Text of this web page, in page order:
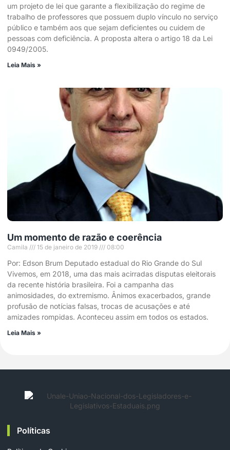
um projeto de lei que garante a flexibilização do regime de
trabalho de professores que possuem duplo vínculo no serviço
público e também aos que sejam deficientes ou cuidem de
pessoas com deficiência. A proposta altera o artigo 18 da Lei
0949/2005.
Leia Mais »
Um momento de razão e coerência
Camila 15 de janeiro de 2019 08:00
Por: Edson Brum Deputado estadual do Rio Grande do Sul
Vivemos, em 2018, uma das mais acirradas disputas eleitorais
da recente história brasileira. Foi a campanha das
animosidades, do extremismo. Ânimos exacerbados, grande
profusão de notícias falsas, trocas de acusações e até
amizades rompidas. Aconteceu assim em todos os estados.
Leia Mais »
Políticas